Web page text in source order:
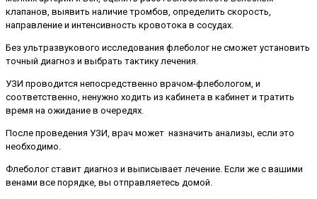
клапанов, выявить наличие тромбов, определить скорость,
направление и интенсивность кровотока в сосудах.
Без ультразвукового исследования флеболог не сможет установить
точный диагноз и выбрать тактику лечения.
УЗИ проводится непосредственно врачом-флебологом, и
соответственно, ненужно ходить из кабинета в кабинет и тратить
время на ожидание в очередях.
После проведения УЗИ, врач может назначить анализы, если это
необходимо.
Флеболог ставит диагноз и выписывает лечение. Если же с вашими
венами все порядке, вы отправляетесь домой.